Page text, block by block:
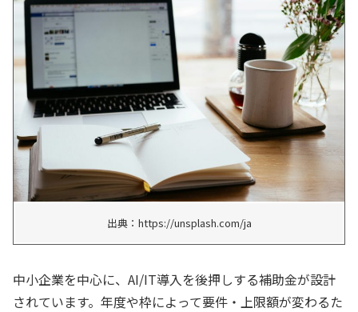
出典：https://unsplash.com/ja
中小企業を中心に、AI/IT導入を後押しする補助金が設計
されています。年度や枠によって要件・上限額が変わるた